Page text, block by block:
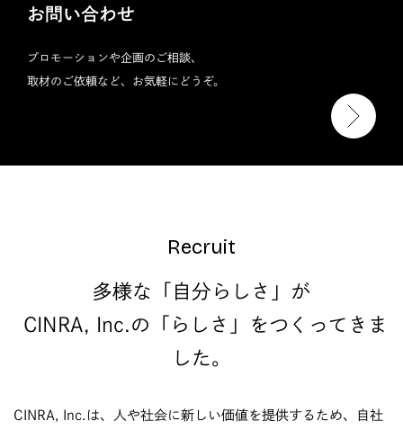
お問い合わせ
プロモーションや企画のご相談、
取材のご依頼など、お気軽にどうぞ。
Recruit
多様な「自分らしさ」が
CINRA, Inc.の「らしさ」をつくってきま
した。
CINRA, Inc.は、人や社会に新しい価値を提供するため、自社